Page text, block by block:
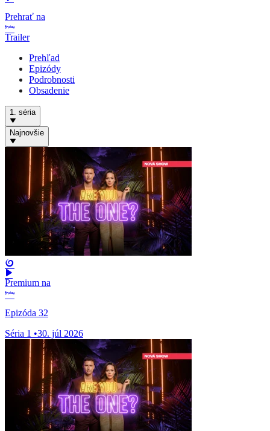
Prehrať na
Trailer
Prehľad
Epizódy
Podrobnosti
Obsadenie
1. séria
Najnovšie
Premium na
Epizóda 32
Séria 1 •30. júl 2026